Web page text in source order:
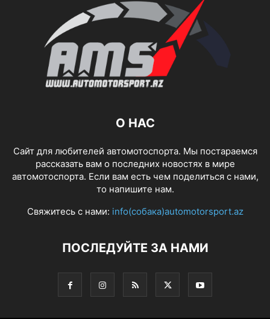
О НАС
Сайт для любителей автомотоспорта. Мы постараемся
рассказать вам о последних новостях в мире
автомотоспорта. Если вам есть чем поделиться с нами,
то напишите нам.
Свяжитесь с нами: info(собака)automotorsport.az
ПОСЛЕДУЙТЕ ЗА НАМИ